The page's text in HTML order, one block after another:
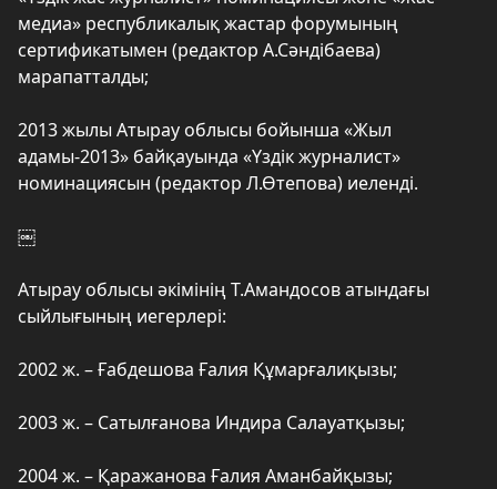
медиа» республикалық жастар форумының
сертификатымен (редактор А.Сәндібаева)
марапатталды;
2013 жылы Атырау облысы бойынша «Жыл
адамы-2013» байқауында «Үздік журналист»
номинациясын (редактор Л.Өтепова) иеленді.
￼
Атырау облысы әкімінің Т.Амандосов атындағы
сыйлығының иегерлері:
2002 ж. – Ғабдешова Ғалия Құмарғалиқызы;
2003 ж. – Сатылғанова Индира Салауатқызы;
2004 ж. – Қаражанова Ғалия Аманбайқызы;